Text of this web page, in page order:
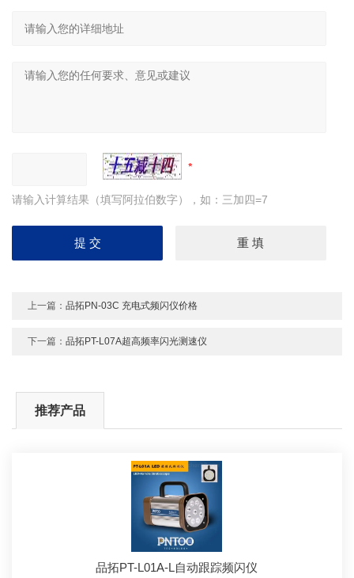
请输入计算结果（填写阿拉伯数字），如：三加四=7
上一篇：品拓PN-03C 充电式频闪仪价格
下一篇：品拓PT-L07A超高频率闪光测速仪
推荐产品
品拓PT-L01A-L自动跟踪频闪仪